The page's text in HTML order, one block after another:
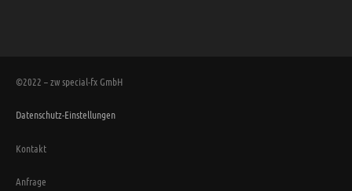
©2022 – zw special-fx GmbH
Datenschutz-Einstellungen
Kontakt
Anfrage